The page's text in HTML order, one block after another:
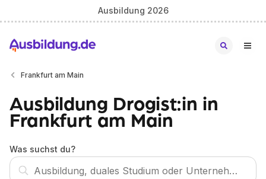
Ausbildung 2026
Frankfurt am Main
Ausbildung Drogist:in in
Frankfurt am Main
Was suchst du?